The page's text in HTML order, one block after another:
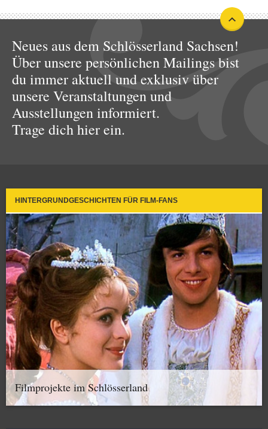
Neues aus dem Schlösserland Sachsen!
Über unsere persönlichen Mailings bist
du immer aktuell und exklusiv über
unsere Veranstaltungen und
Ausstellungen informiert.
Trage dich hier ein.
HINTERGRUNDGESCHICHTEN FÜR FILM-FANS
Filmprojekte im Schlösserland